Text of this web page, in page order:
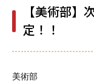
【美術部】
定！！
美術部